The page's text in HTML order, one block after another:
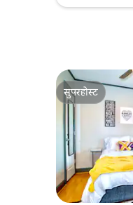
सुपरहोस्ट
सुपरहोस्ट